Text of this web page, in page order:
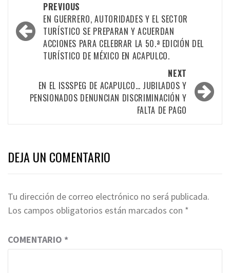
navigation
PREVIOUS
EN GUERRERO, AUTORIDADES Y EL SECTOR
TURÍSTICO SE PREPARAN Y ACUERDAN
ACCIONES PARA CELEBRAR LA 50.ª EDICIÓN DEL
TURÍSTICO DE MÉXICO EN ACAPULCO.
NEXT
EN EL ISSSPEG DE ACAPULCO… JUBILADOS Y
PENSIONADOS DENUNCIAN DISCRIMINACIÓN Y
FALTA DE PAGO
DEJA UN COMENTARIO
Tu dirección de correo electrónico no será publicada.
Los campos obligatorios están marcados con *
COMENTARIO *